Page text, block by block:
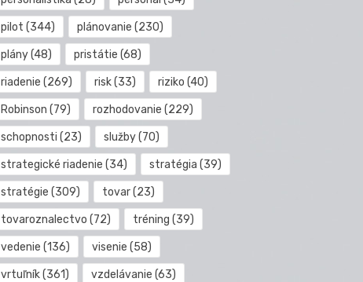
pilot (344) plánovanie (230)
plány(48) pristátie (68)
riadenie (269) risk(33) riziko (40)
Robinson (79) rozhodovanie (229)
schopnosti (23) služby(70)
strategické riadenie (34) stratégia (39)
stratégie (309) tovar(23)
tovaroznalectvo (72) tréning (39)
vedenie (136) visenie (58)
vrtuľník(361) vzdelávanie (63)